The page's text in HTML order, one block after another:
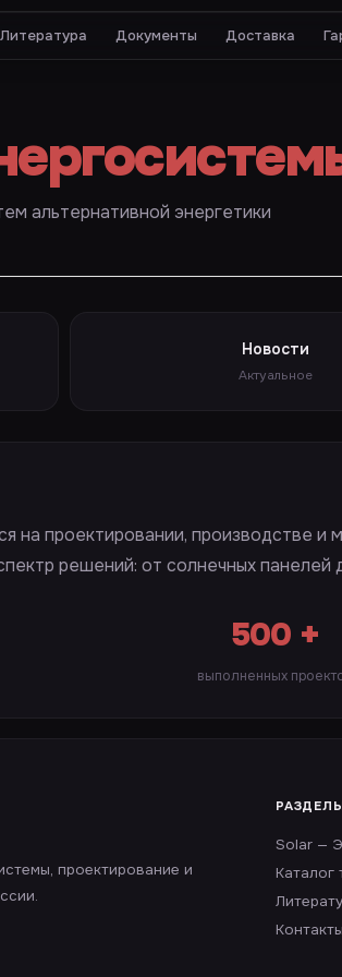
Литература Документы Доставка
альтернативной энергетики
Новости
Актуальное
на проектировании, производстве
решений: от солнечных панелей
500 +
выполненных
проектирование и
Solar —
Каталог
Контакты